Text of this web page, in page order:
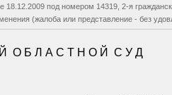
18.12.2009 под номером 14319, 2-я
(жалоба или представление - без
О Б Л А С Т Н О Й С У Д